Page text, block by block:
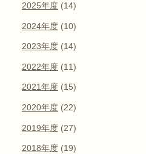
2025年度 (14)
2024年度 (10)
2023年度 (14)
2022年度 (11)
2021年度 (15)
2020年度 (22)
2019年度 (27)
2018年度 (19)